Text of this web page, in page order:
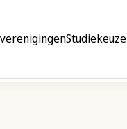
Studiekeuze